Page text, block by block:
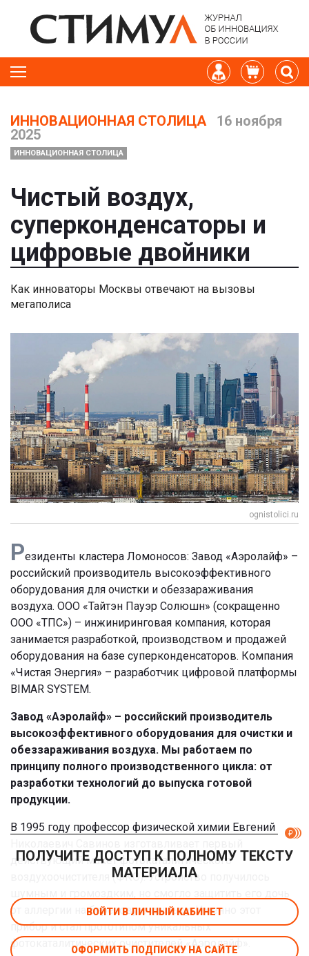
ИННОВАЦИОННАЯ СТОЛИЦА
16 ноября
2025
ИННОВАЦИОННАЯ СТОЛИЦА
Чистый воздух,
суперконденсаторы и
цифровые двойники
Как инноваторы Москвы отвечают на вызовы
мегаполиса
ognistolici.ru
Резиденты кластера Ломоносов: Завод «Аэролайф» –
российский производитель высокоэффективного
оборудования для очистки и обеззараживания
воздуха. ООО «Тайтэн Пауэр Солюшн» (сокращенно
ООО «ТПС») – инжиниринговая компания, которая
занимается разработкой, производством и продажей
оборудования на базе суперконденсаторов. Компания
«Чистая Энергия» – разработчик цифровой платформы
BIMAR SYSTEM.
Завод «Аэролайф» – российский производитель
высокоэффективного оборудования для очистки и
обеззараживания воздуха. Мы работаем по
принципу полного производственного цикла: от
разработки технологий до выпуска готовой
продукции.
В 1995 году профессор физической химии Евгений
действующий макет фотокаталитического
воздухоочистителя (ФКО). Устройство получилось
от аллергии на березовую пыльцу. Именно этот
прибор и стал прототипом уникальных
фотокаталитических очистителей «Аэролайф».
ПОЛУЧИТЕ ДОСТУП К ПОЛНОМУ ТЕКСТУ
МАТЕРИАЛА
ВОЙТИ В ЛИЧНЫЙ КАБИНЕТ
ОФОРМИТЬ ПОДПИСКУ НА САЙТЕ